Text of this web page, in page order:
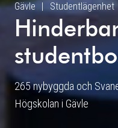
Gävle Studentlägenhet
265 nybyggda och
Högskolan i Gävle